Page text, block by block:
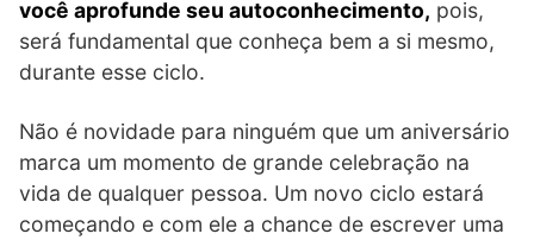
você aprofunde seu autoconhecimento, pois,
será fundamental que conheça bem a si mesmo,
durante esse ciclo.
Não é novidade para ninguém que um aniversário
marca um momento de grande celebração na
vida de qualquer pessoa. Um novo ciclo estará
começando e com ele a chance de escrever uma